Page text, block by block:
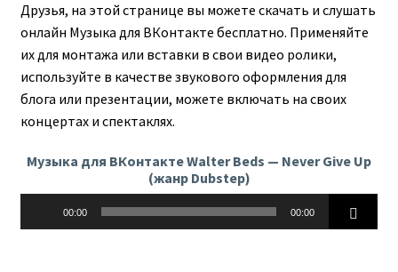
Друзья, на этой странице вы можете скачать и слушать
онлайн Музыка для ВКонтакте бесплатно. Применяйте
их для монтажа или вставки в свои видео ролики,
используйте в качестве звукового оформления для
блога или презентации, можете включать на своих
концертах и спектаклях.
Музыка для ВКонтакте Walter Beds — Never Give Up
(жанр Dubstep)
00:00 00:00